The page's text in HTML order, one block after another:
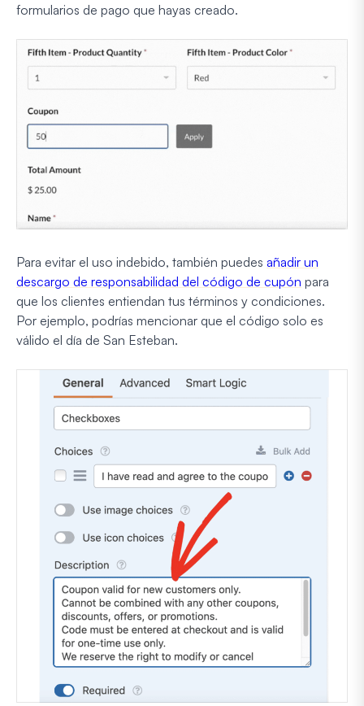
formularios de pago que hayas creado.
Para evitar el uso indebido, también puedes añadir un
descargo de responsabilidad del código de cupón para
que los clientes entiendan tus términos y condiciones.
Por ejemplo, podrías mencionar que el código solo es
válido el día de San Esteban.